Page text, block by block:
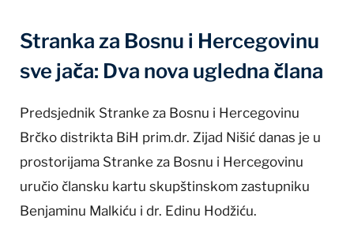
Stranka za Bosnu i Hercegovinu
sve jača: Dva nova ugledna člana
Predsjednik Stranke za Bosnu i Hercegovinu
Brčko distrikta BiH prim.dr. Zijad Nišić danas je u
prostorijama Stranke za Bosnu i Hercegovinu
uručio člansku kartu skupštinskom zastupniku
Benjaminu Malkiću i dr. Edinu Hodžiću.